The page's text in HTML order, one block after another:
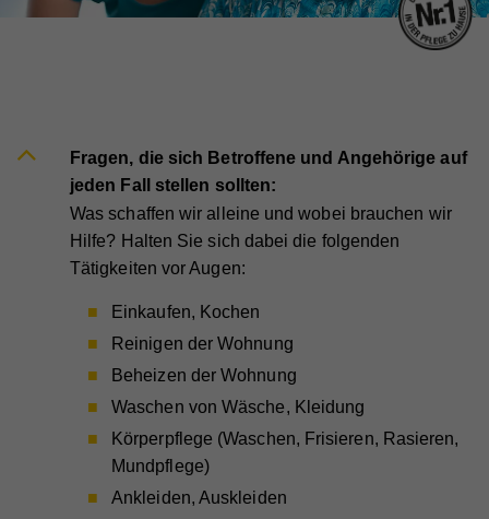
Fragen, die sich Betroffene und Angehörige auf
jeden Fall stellen sollten:
Was schaffen wir alleine und wobei brauchen wir
Hilfe? Halten Sie sich dabei die folgenden
Tätigkeiten vor Augen:
Einkaufen, Kochen
Reinigen der Wohnung
Beheizen der Wohnung
Waschen von Wäsche, Kleidung
Körperpflege (Waschen, Frisieren, Rasieren,
Mundpflege)
Ankleiden, Auskleiden